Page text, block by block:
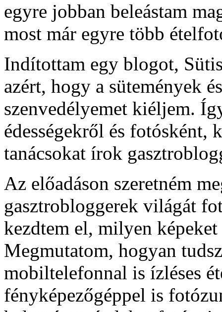
egyre jobban beleástam
most már egyre több
Indítottam egy blogot,
azért, hogy a sütemények
szenvedélyemet kiéljem.
édességekről és fotósként,
tanácsokat írok
Az előadáson szeretném
gasztrobloggerek világát
kezdtem el, milyen
Megmutatom, hogyan
mobiltelefonnal is ízléses
fényképezőgéppel is